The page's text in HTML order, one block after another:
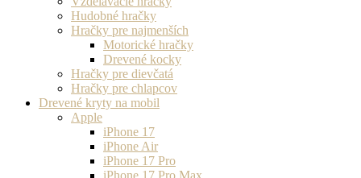
Hudobné hračky
Hračky pre najmenších
Motorické hračky
Drevené kocky
Hračky pre dievčatá
Hračky pre chlapcov
Drevené kryty na mobil
Apple
iPhone 17
iPhone Air
iPhone 17 Pro
iPhone 17 Pro Max